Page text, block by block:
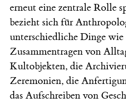
erneut eine zentrale Rolle
bezieht sich für
unterschiedliche Dinge wie
Zusammentragen von
Kultobjekten, die
Zeremonien, die
das Aufschreiben von